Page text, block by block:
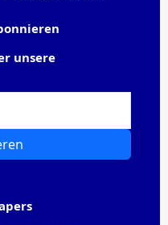
unsere